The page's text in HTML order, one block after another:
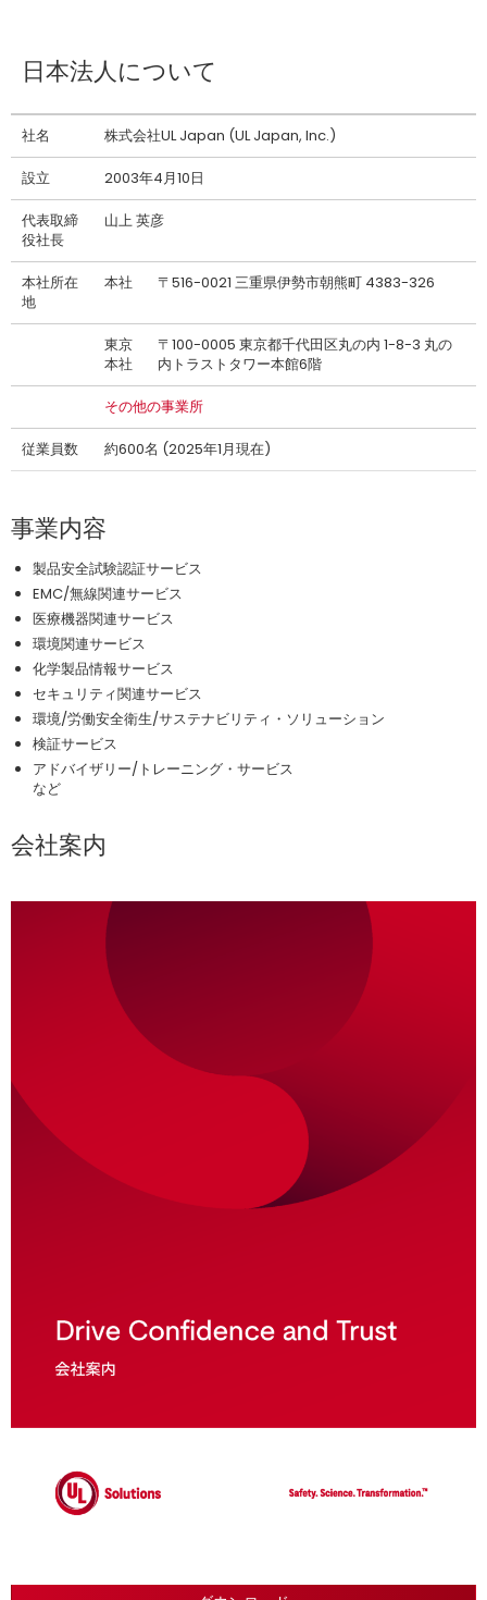
日本法人について
社名 株式会社UL Japan (UL Japan, Inc.)
設立 2003年4月10日
代表取締
役社長
山上 英彦
本社所在
地
本社 〒516-0021 三重県伊勢市朝熊町 4383-326
東京
本社
〒100-0005 東京都千代田区丸の内 1-8-3 丸の
内トラストタワー本館6階
その他の事業所
従業員数 約600名 (2025年1月現在)
事業内容
製品安全試験認証サービス
EMC/無線関連サービス
医療機器関連サービス
環境関連サービス
化学製品情報サービス
セキュリティ関連サービス
環境/労働安全衛生/サステナビリティ・ソリューション
検証サービス
アドバイザリー/トレーニング・サービス
など
会社案内